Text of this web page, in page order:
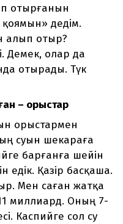
отырғанын
қоямын» дедім.
алып отыр?
Демек, олар да
отырады. Түк
– орыстар
орыстармен
суын шекараға
барғанға шейін
едік. Қазір басқаша.
Мен саған жатқа
миллиард. Оның 7-
Каспийге сол су